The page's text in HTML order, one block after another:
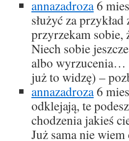
annazadroza 6
służyć za
przyrzekam sobie,
Niech sobie
albo wyrzucenia…
już to widzę) –
annazadroza 6
odklejają, te
chodzenia jakieś
Już sama nie